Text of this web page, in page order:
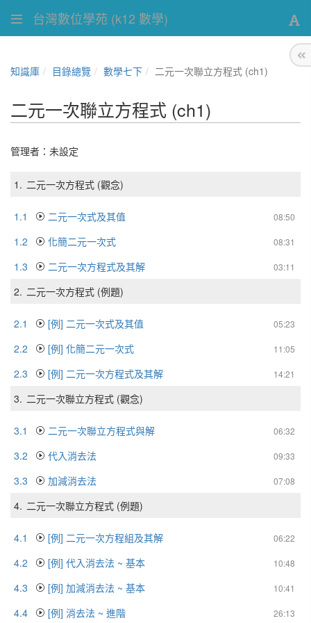
台灣數位學苑 (k12 數學)
知識庫 目錄總覽 數學七下 二元一次聯立方程式 (ch1)
二元一次聯立方程式 (ch1)
管理者：未設定
1. 二元一次方程式 (觀念)
1.1 08:50
二元一次式及其值
1.2
08:31
化簡二元一次式
1.3
03:11
二元一次方程式及其解
2. 二元一次方程式 (例題)
2.1 05:23
[例] 二元一次式及其值
2.2
11:05
[例] 化簡二元一次式
2.3
14:21
[例] 二元一次方程式及其解
3. 二元一次聯立方程式 (觀念)
3.1 06:32
二元一次聯立方程式與解
3.2
09:33
代入消去法
3.3
07:08
加減消去法
4. 二元一次聯立方程式 (例題)
4.1 06:22
[例] 二元一次方程組及其解
4.2
10:48
[例] 代入消去法 ~ 基本
4.3
10:41
[例] 加減消去法 ~ 基本
4.4
26:13
[例] 消去法 ~ 進階